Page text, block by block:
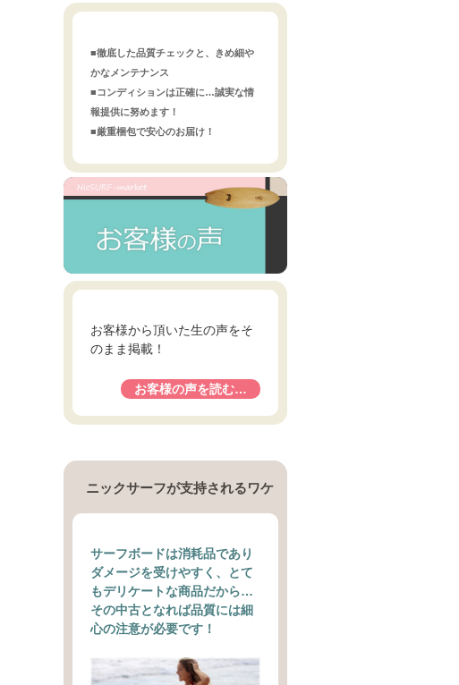
■徹底した品質チェックと、きめ細や
かなメンテナンス
■コンディションは正確に…誠実な情
報提供に努めます！
■厳重梱包で安心のお届け！
お客様から頂いた生の声をそ
のまま掲載！
お客様の声を読む…
ニックサーフが支持されるワケ
サーフボードは消耗品であり
ダメージを受けやすく、とて
もデリケートな商品だから…
その中古となれば品質には細
心の注意が必要です！